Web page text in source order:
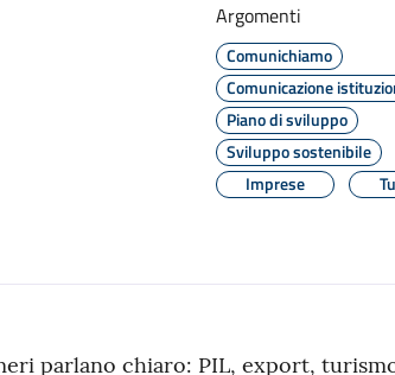
Argomenti
Comunichiamo
Comunicazione
Piano di sviluppo
Sviluppo sostenibile
Imprese
parlano chiaro: PIL, export,